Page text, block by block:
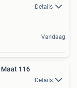
Details
Vandaag
116
Details